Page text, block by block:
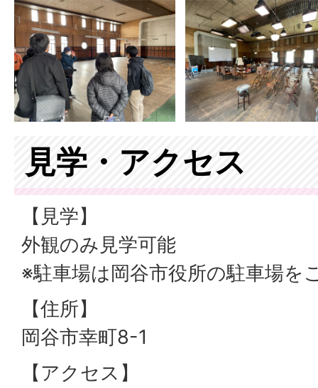
見学・アクセス
【見学】
外観のみ見学可能
※駐車場は岡谷市役所の駐車場を
【住所】
岡谷市幸町8-1
【アクセス】